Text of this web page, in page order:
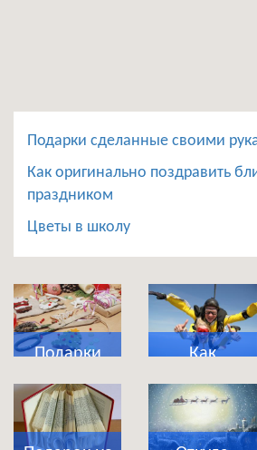
Подарки сделанные своими
Как оригинально поздравить
праздником
Цветы в школу
Подарки
сделанные
своими
руками
Как
оригинально
поздравить
близкого